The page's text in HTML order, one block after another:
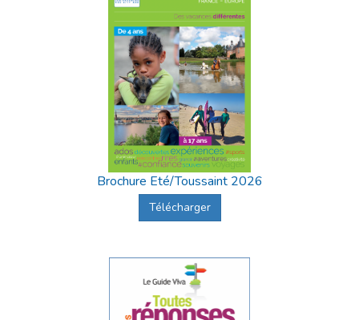
Brochure Eté/Toussaint 2026
Télécharger